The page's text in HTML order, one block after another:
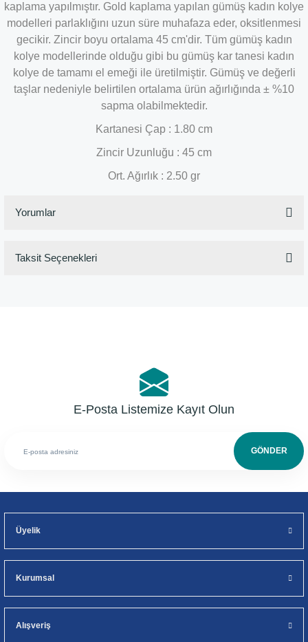
kaplama yapılmıştır. Gold kaplama yapılan gümüş kadın kolye
modelleri parlaklığını uzun süre muhafaza eder, oksitlenmesi
gecikir. Zincir boyu ortalama 45 cm'dir. Tüm gümüş kadın
kolye modellerinde olduğu gibi bu gümüş kar tanesi kadın
kolye de tamamı el emeği ile üretilmiştir. Gümüş ve değerli
taşlar nedeniyle belirtilen ortalama ürün ağırlığında ± %10
sapma olabilmektedir.
Kartanesi Çap : 1.80 cm
Zincir Uzunluğu : 45 cm
Ort. Ağırlık : 2.50 gr
Yorumlar
Taksit Seçenekleri
E-Posta Listemize Kayıt Olun
GÖNDER
Üyelik
Kurumsal
Alışveriş